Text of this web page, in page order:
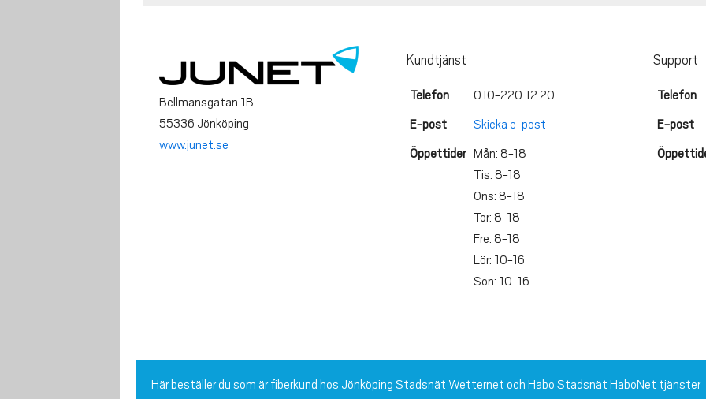
Bellmansgatan 1B
55336 Jönköping
www.junet.se
Kundtjänst
Telefon 010-220 12 20
E-post Skicka e-post
Öppettider Mån: 8-18
Tis: 8-18
Ons: 8-18
Tor: 8-18
Fre: 8-18
Lör: 10-16
Sön: 10-16
Support
Telefon
E-post
Här beställer du som är fiberkund hos Jönköping Stadsnät Wetternet och Habo Stadsnät HaboNet tjänster